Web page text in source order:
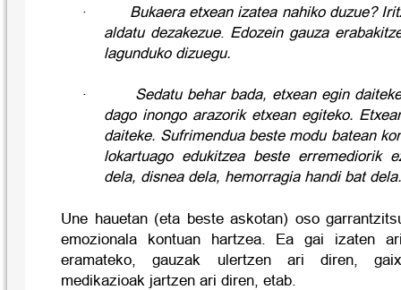
·
Bukaera etxean izatea nahiko duzue?
aldatu dezakezue. Edozein gauza
lagunduko dizuegu.
·
Sedatu behar bada, etxean egin
dago inongo arazorik etxean egiteko.
daiteke. Sufrimendua beste modu batean
lokartuago edukitzea beste erremediorik
dela, disnea dela, hemorragia handi bat
Une hauetan (eta beste askotan) oso
emozionala kontuan hartzea. Ea gai izaten
eramateko, gauzak ulertzen ari diren,
medikazioak jartzen ari diren, etab.